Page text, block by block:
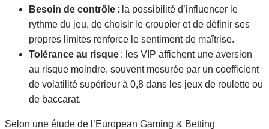
Besoin de contrôle : la possibilité d’influencer le
rythme du jeu, de choisir le croupier et de définir ses
propres limites renforce le sentiment de maîtrise.
Tolérance au risque : les VIP affichent une aversion
au risque moindre, souvent mesurée par un coefficient
de volatilité supérieur à 0,8 dans les jeux de roulette ou
de baccarat.
Selon une étude de l’European Gaming & Betting